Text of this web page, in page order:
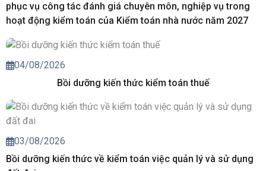
phục vụ công tác đánh giá chuyên môn, nghiệp vụ trong
hoạt động kiểm toán của Kiểm toán nhà nước năm 2027
04/08/2026
Bồi dưỡng kiến thức kiểm toán thuế
03/08/2026
Bồi dưỡng kiến thức về kiểm toán việc quản lý và sử dụng